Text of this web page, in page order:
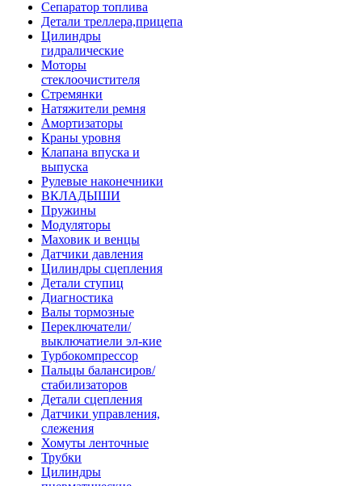
Сепаратор топлива
Детали треллера,прицепа
Цилиндры
гидралические
Моторы
стеклоочистителя
Стремянки
Натяжители ремня
Амортизаторы
Краны уровня
Клапана впуска и
выпуска
Рулевые наконечники
ВКЛАДЫШИ
Пружины
Модуляторы
Маховик и венцы
Датчики давления
Цилиндры сцепления
Детали ступиц
Диагностика
Валы тормозные
Переключатели/
выключатиели эл-кие
Турбокомпрессор
Пальцы балансиров/
стабилизаторов
Детали сцепления
Датчики управления,
слежения
Хомуты ленточные
Трубки
Цилиндры